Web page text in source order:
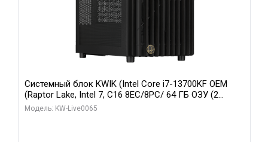
Системный блок KWIK (Intel Core i7-13700KF OEM
(Raptor Lake, Intel 7, C16 8EC/8PC/ 64 ГБ ОЗУ (2
модуля)/ ASUS RTX5080 PROART OC 16GB GDDR7
Модель: KW-Live0065